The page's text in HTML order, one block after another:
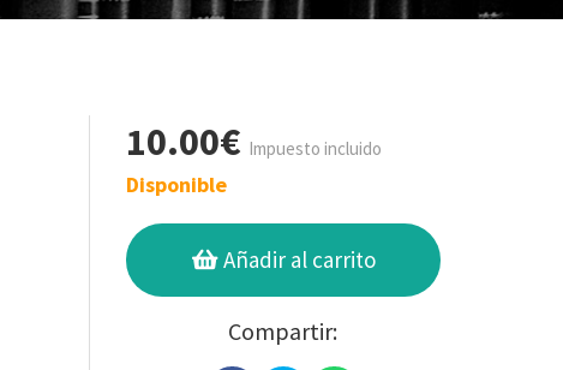
10.00€ Impuesto incluido
Disponible
Añadir al carrito
Compartir: